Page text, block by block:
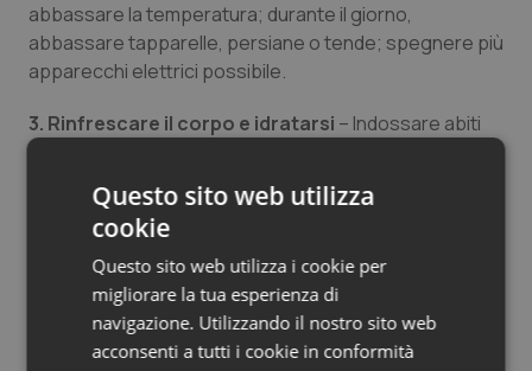
abbassare la temperatura; durante il giorno,
abbassare tapparelle, persiane o tende; spegnere più
apparecchi elettrici possibile.
3. Rinfrescare il corpo e idratarsi – Indossare abiti
leggeri e larghi; usare lenzuola leggere; fare docce o
bagni freschi; bere acqua regolarmente, evitando
bevande zuccherate, alcoliche o caffeinate.
4. Mantenere i contatti– Controllare familiari, amici e
vicini che passano molto tempo da soli. Le persone più
a rischio potrebbero aver bisogno di assistenza nelle
giornate calde. Se qualcuno che conosci è a rischio,
Questo sito web utilizza
cookie
Questo sito web utilizza i cookie per
migliorare la tua esperienza di
navigazione. Utilizzando il nostro sito web
acconsenti a tutti i cookie in conformità